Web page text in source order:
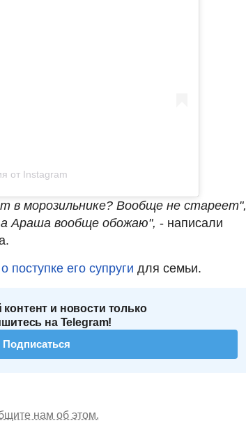
от Instagram
в морозильнике? Вообще не стареет",
а Араша вообще обожаю", - написали
о поступке его супруги для семьи.
и новости только
на Telegram!
Подписаться
нам об этом.